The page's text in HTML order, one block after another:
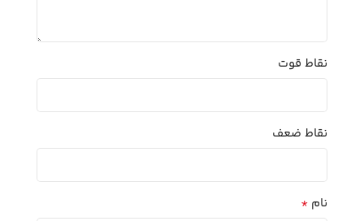
نقاط قوت
نقاط ضعف
نام *